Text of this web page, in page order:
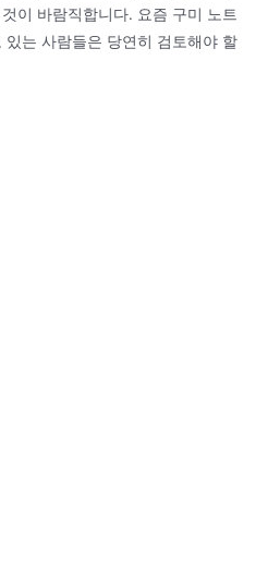
이 바람직합니다. 요즘 구미 노트
는 사람들은 당연히 검토해야 할